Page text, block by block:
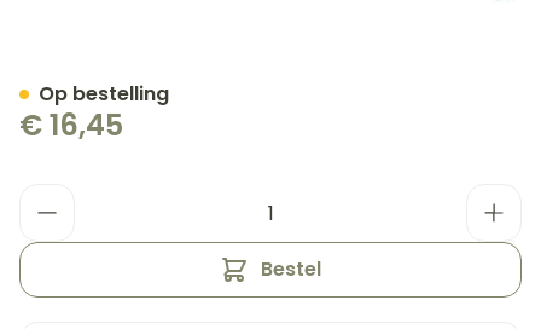
€ 16,45
Bestel
Op bestelling